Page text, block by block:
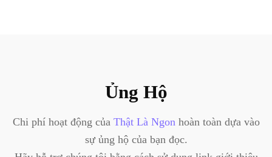
Ủng Hộ
Chi phí hoạt động của Thật Là Ngonhoàn toàn dựa vào
sự ủng hộ của bạn đọc.